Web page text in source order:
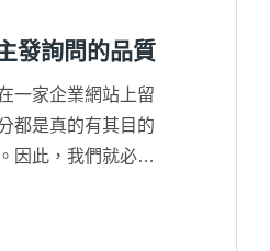
發詢問的品質
一家企業網站上留
都是真的有其目的
因此，我們就必須
足跡追蹤系統來分